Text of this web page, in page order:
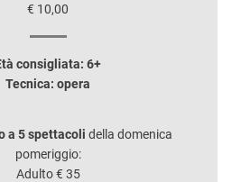
€ 10,00
consigliata: 6+
Tecnica: opera
a 5 spettacoli della domenica
pomeriggio:
Adulto € 35